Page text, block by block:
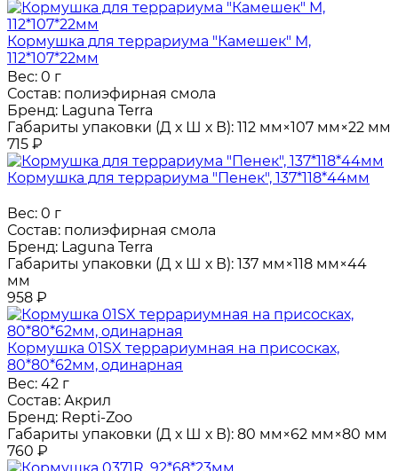
Кормушка для террариума "Камешек" M,
112*107*22мм
Вес: 0 г
Состав: полиэфирная смола
Бренд: Laguna Terra
Габариты упаковки (Д х Ш х В): 112 мм×107 мм×22 мм
715 ₽
Кормушка для террариума "Пенек", 137*118*44мм
Вес: 0 г
Состав: полиэфирная смола
Бренд: Laguna Terra
Габариты упаковки (Д х Ш х В): 137 мм×118 мм×44
мм
958 ₽
Кормушка 01SX террариумная на присосках,
80*80*62мм, одинарная
Вес: 42 г
Состав: Акрил
Бренд: Repti-Zoo
Габариты упаковки (Д х Ш х В): 80 мм×62 мм×80 мм
760 ₽